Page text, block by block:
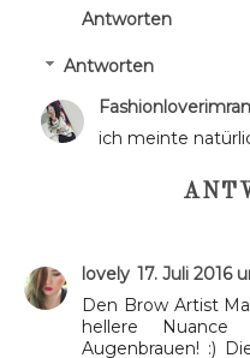
Antworten
Antworten
Fashionloverimran
ich meinte
lovely 17. Juli 2016
Den Brow Artist
hellere
Augenbrauen! :)